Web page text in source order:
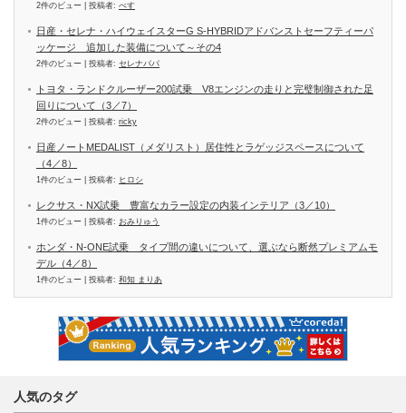
2件のビュー 投稿者: べす
日産・セレナ・ハイウェイスターG S-HYBRIDアドバンストセーフティーパ
ッケージ 追加した装備について～その4
2件のビュー 投稿者: セレナパパ
トヨタ・ランドクルーザー200試乗 V8エンジンの走りと完璧制御された足
回りについて（3／7）
2件のビュー 投稿者: ricky
日産ノートMEDALIST（メダリスト）居住性とラゲッジスペースについて
（4／8）
1件のビュー 投稿者: ヒロシ
レクサス・NX試乗 豊富なカラー設定の内装インテリア（3／10）
1件のビュー 投稿者: おみりゅう
ホンダ・N-ONE試乗 タイプ間の違いについて、選ぶなら断然プレミアムモ
デル（4／8）
1件のビュー 投稿者: 和知 まりあ
人気のタグ